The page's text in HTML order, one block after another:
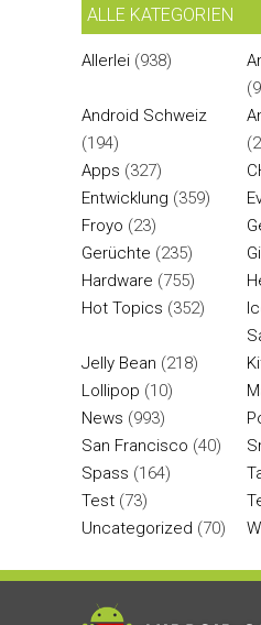
ALLE KATEGORIEN
Allerlei (938)
Android Schweiz
(194)
Apps (327)
Entwicklung (359)
Froyo (23)
Gerüchte (235)
Hardware (755)
Hot Topics (352)
Jelly Bean (218)
Lollipop (10)
News (993)
San Francisco (40)
Spass (164)
Test (73)
Uncategorized (70)